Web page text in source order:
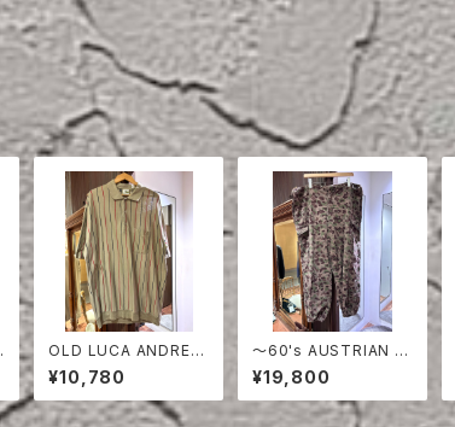
OLD LUCA ANDREA
STRIPE COTTON H
ALF SLEEVE SHIRT
¥10,780
〜60's AUSTRIAN A
RMY PEA DOT CAM
O FIERD PANTS
¥19,800